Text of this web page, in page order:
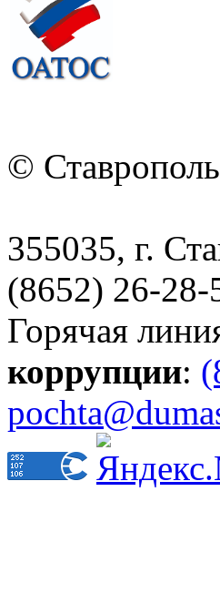
©
355035, г.
(8652) 26-28-
Горячая
коррупции: